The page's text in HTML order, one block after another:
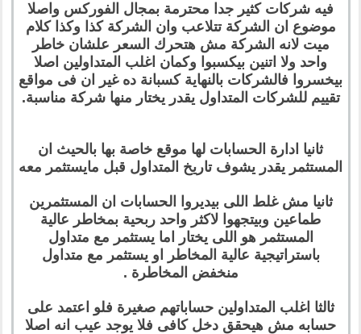
فيه شركات كثير جدا محترمة بمجال الفوركس واصلا
موضوع ان الشركة تتلاعب وان الشركة كذا وكذا كلام
ميت لانه الشركة مش هتحرك السعر علشان خاطر
واحد ولا اتنين بيكسبوا وكمان اغلب المتداولين اصلا
بيخسروا فالشركات بالنهاية كسبانة ده غير ان فى مواقع
تقييم للشركات المتداول يقدر يختار منها شركة مناسبة.
ثانيا ادارة الحسابات لها موقع خاصة بها بالحيث ان
المستثمر يقدر يشوف تاريخ المتداول قبل مايستثمر معه
ثانيا مش غلط اللى بيديروا الحسابات ان المستثمرين
طماعين وبيتجهوا لاكثر واحد ربحية بمخاطر عالية
المستثمر هو اللى يختار اما يستثمر مع متداول
باستراتيجية عالية المخاطر او يستثمر مع متداول
منخفض المخاطرة .
ثالثا اغلب المتداولين حساباتهم صغيرة فلو اعتمد على
حسابه مش هيحقق دخل كافى فلا يوجد عيب انه اصلا